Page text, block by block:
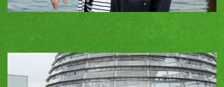
Politische Bildungsreisen nach Berlin